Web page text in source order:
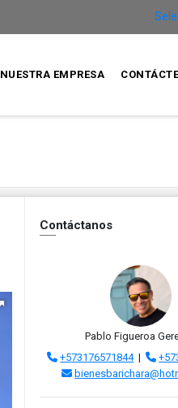
NUESTRA EMPRESA
Contáctanos
Pablo Figueroa
+573176571844|